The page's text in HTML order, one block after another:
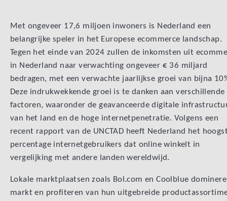
Met ongeveer 17,6 miljoen inwoners is Nederland een
belangrijke speler in het Europese ecommerce landschap.
Tegen het einde van 2024 zullen de inkomsten uit
in Nederland naar verwachting ongeveer € 36 miljard
bedragen, met een verwachte jaarlijkse groei van bijna
Deze indrukwekkende groei is te danken aan verschillende
factoren, waaronder de geavanceerde digitale
van het land en de hoge internetpenetratie. Volgens een
recent rapport van de UNCTAD heeft Nederland het
percentage internetgebruikers dat online winkelt in
vergelijking met andere landen wereldwijd.
Lokale marktplaatsen zoals Bol.com en Coolblue
markt en profiteren van hun uitgebreide